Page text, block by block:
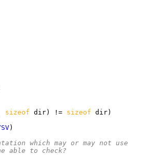
sizeof dir) != sizeof
which may or may not use
able to check?